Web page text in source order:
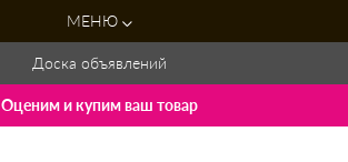
МЕНЮ
Доска объявлений
Оценим и купим ваш товар